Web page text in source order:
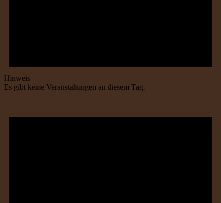
Hinweis
Es gibt keine Veranstaltungen an diesem Tag.